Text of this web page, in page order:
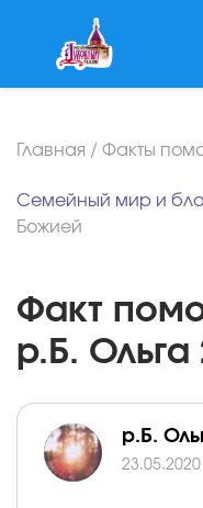
Главная / Факты
Семейный мир и
Божией
Факт
р.Б. Ольга
р.Б.
23.05.2020